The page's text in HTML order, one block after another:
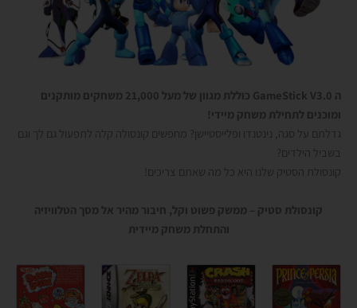
ה GameStick V3.0 כוללת מגוון של מעל 21,000 משחקים מותקנים
ומוכנים לתחילת משחק מיידי!
גדלתם על סגה, נינטנדו ופלייסטיישן? מחפשים קונסולה קלה לתפעול גם לך וגם
בשביל הילדים?
קונסולת הסטיק שלנו היא כל מה שאתם צריכים!
קונסולת סטיק – ממשק פשוט וקל, חיבור מהיר אל מסך הטלוויזיה
והתחלת משחק מיידית